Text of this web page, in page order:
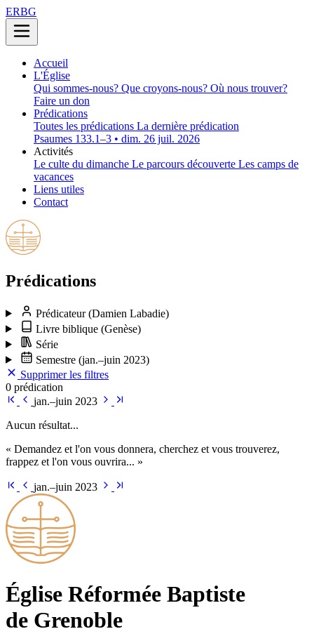
ERBG
Accueil
L'Église
Qui sommes-nous? Que croyons-nous? Où nous trouver?
Faire un don
Prédications
Toutes les prédications La dernière prédication
Psaumes 133.1–3 • dim. 26 juil. 2026
Activités
Le culte du dimanche Le parcours découverte Les camps de
vacances
Liens utiles
Contact
Prédications
Prédicateur(Damien Labadie)
Livre biblique (Genèse)
Série
Semestre (jan.–juin 2023)
Supprimer les filtres
0 prédication
jan.–juin 2023
Aucun résultat...
« Demandez et l'on vous donnera, cherchez et vous trouverez,
frappez et l'on vous ouvrira... »
jan.–juin 2023
Église Ré­for­mée Bap­tiste
de Grenoble